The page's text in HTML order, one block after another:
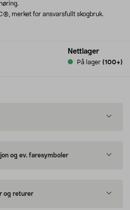
Nettlager
På lager (100+)
merket for ansvarsfullt skogbruk.
og ev. faresymboler
og returer